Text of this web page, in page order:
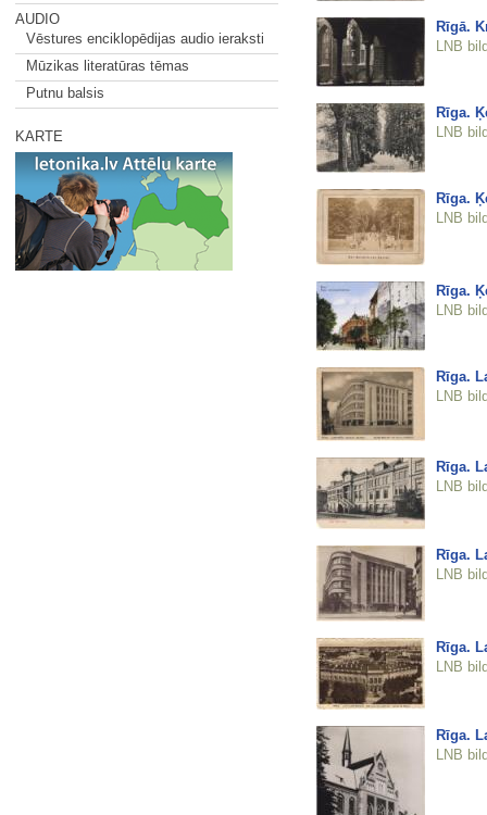
AUDIO
Vēstures enciklopēdijas audio ieraksti
Mūzikas literatūras tēmas
Putnu balsis
KARTE
Rīgā.
LNB
Rīga.
LNB
Rīga.
LNB
Rīga.
LNB
Rīga.
LNB
Rīga.
LNB
Rīga.
LNB
Rīga.
LNB
Rīga.
LNB